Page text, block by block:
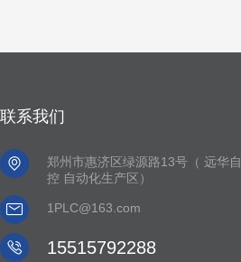
联系我们

郑州市惠济区绿源路13号（ 远华自
控 自动化生产区）
 1PLC@163.com
 15515792288